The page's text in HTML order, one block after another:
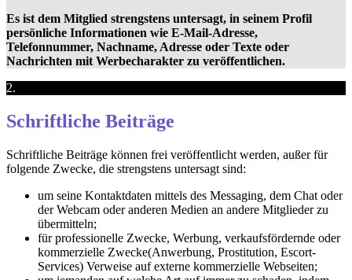
Es ist dem Mitglied strengstens untersagt, in seinem Profil
persönliche Informationen wie E-Mail-Adresse,
Telefonnummer, Nachname, Adresse oder Texte oder
Nachrichten mit Werbecharakter zu veröffentlichen.
2.
Schriftliche Beiträge
Schriftliche Beiträge können frei veröffentlicht werden, außer für
folgende Zwecke, die strengstens untersagt sind:
um seine Kontaktdaten mittels des Messaging, dem Chat oder
der Webcam oder anderen Medien an andere Mitglieder zu
übermitteln;
für professionelle Zwecke, Werbung, verkaufsfördernde oder
kommerzielle Zwecke(Anwerbung, Prostitution, Escort-
Services) Verweise auf externe kommerzielle Webseiten;